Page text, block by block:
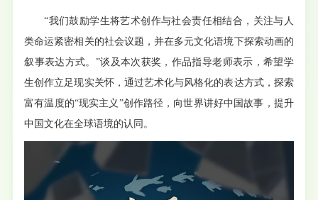
“我们鼓励学生将艺术创作与社会责任相结合，关注与人
类命运紧密相关的社会议题，并在多元文化语境下探索动画的
叙事表达方式。”谈及本次获奖，作品指导老师表示，希望学
生创作立足现实关怀，通过艺术化与风格化的表达方式，探索
富有温度的“现实主义”创作路径，向世界讲好中国故事，提升
中国文化在全球语境的认同。